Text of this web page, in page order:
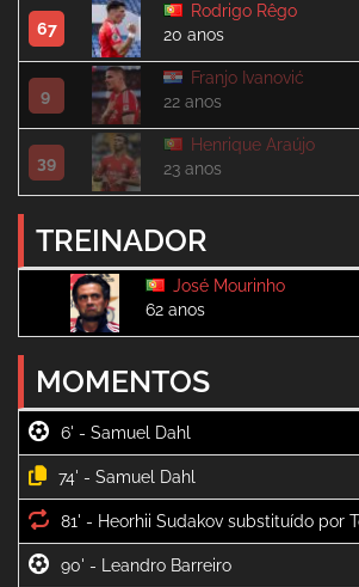
67
Rodrigo Rêgo
20 anos
9
Franjo Ivanović
22 anos
39
Henrique Araújo
23 anos
TREINADOR
José Mourinho
62 anos
MOMENTOS
6' -
74' -
81' -
90' -